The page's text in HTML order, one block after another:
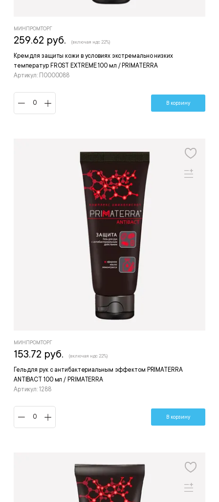
Крем для защиты кожи в условиях экстремально низких
температур FROST EXTREME 100 мл / PRIMATERRA
Артикул: П0000088
МИНПРОМТОРГ
259.62 руб. (включая ндс 22%)
В корзину
Гель для рук с антибактериальным эффектом PRIMATERRA
ANTIBACT 100 мл / PRIMATERRA
Артикул: 1288
МИНПРОМТОРГ
153.72 руб. (включая ндс 22%)
В корзину